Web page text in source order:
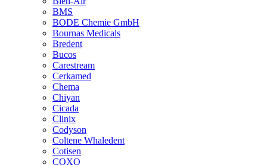
BMS
BODE Chemie GmbH
Bournas Medicals
Bredent
Bucos
Carestream
Cerkamed
Chema
Chiyan
Cicada
Clinix
Codyson
Coltene Whaledent
Cotisen
COXO